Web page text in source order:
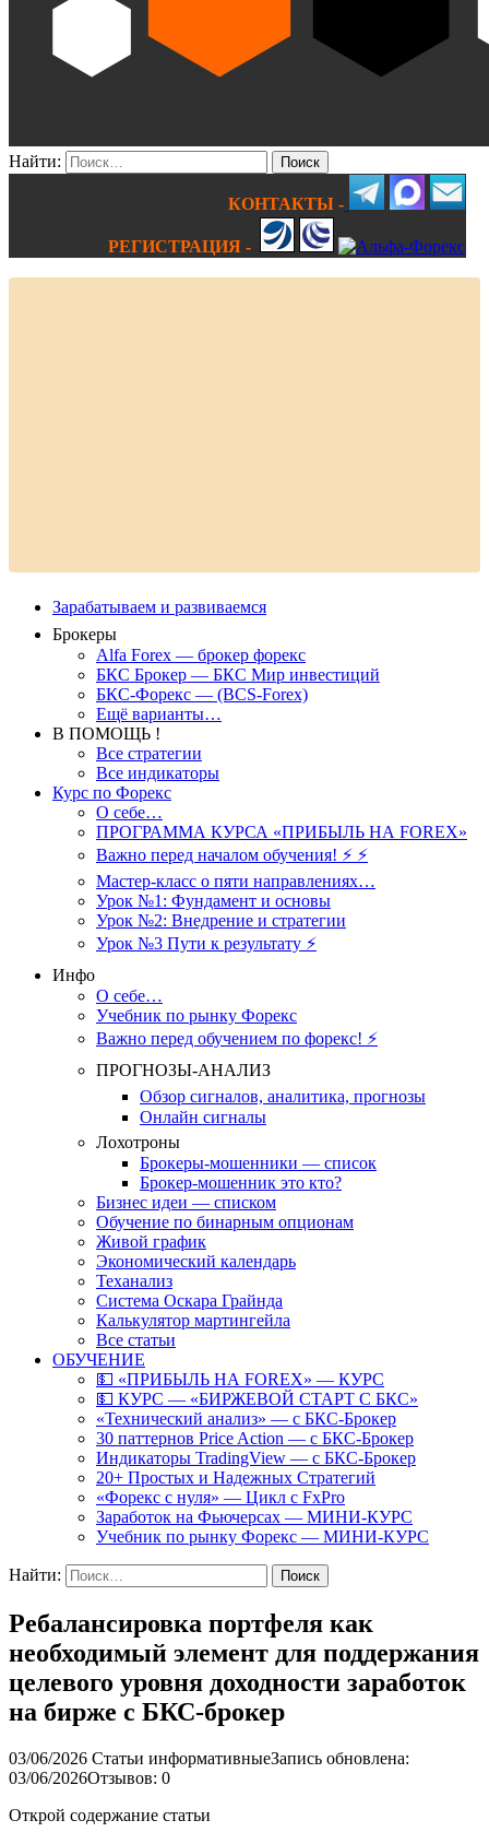
Найти:
КОНТАКТЫ -
РЕГИСТРАЦИЯ -
Зарабатываем и развиваемся
Брокеры
Alfa Forex — брокер форекс
БКС Брокер — БКС Мир инвестиций
БКС-Форекс — (BCS-Forex)
Ещё варианты…
В ПОМОЩЬ !
Все стратегии
Все индикаторы
Курс по Форекс
О себе…
ПРОГРАММА КУРСА «ПРИБЫЛЬ НА FOREX»
Важно перед началом обучения! ⚡ ⚡
Мастер-класс о пяти направлениях…
Урок №1: Фундамент и основы
Урок №2: Внедрение и стратегии
Урок №3 Пути к результату ⚡️
Инфо
О себе…
Учебник по рынку Форекс
Важно перед обучением по форекс! ⚡
ПРОГНОЗЫ-АНАЛИЗ
Обзор сигналов, аналитика, прогнозы
Онлайн сигналы
Лохотроны
Брокеры-мошенники — список
Брокер-мошенник это кто?
Бизнес идеи — списком
Обучение по бинарным опционам
Живой график
Экономический календарь
Теханализ
Система Оскара Грайнда
Калькулятор мартингейла
Все статьи
ОБУЧЕНИЕ
💵 «ПРИБЫЛЬ НА FOREX» — КУРС
💵 КУРС — «БИРЖЕВОЙ СТАРТ С БКС»
«Технический анализ» — с БКС-Брокер
30 паттернов Price Action — с БКС-Брокер
Индикаторы TradingView — с БКС-Брокер
20+ Простых и Надежных Стратегий
«Форекс с нуля» — Цикл с FxPro
Заработок на Фьючерсах — МИНИ-КУРС
Учебник по рынку Форекс — МИНИ-КУРС
Найти:
Ребалансировка портфеля как
необходимый элемент для поддержания
целевого уровня доходности заработок
на бирже с БКС-брокер
03/06/2026 Статьи информативныеЗапись обновлена:
03/06/2026Отзывов: 0
Открой содержание статьи